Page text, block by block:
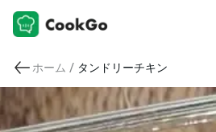
ホーム / タンドリーチキン